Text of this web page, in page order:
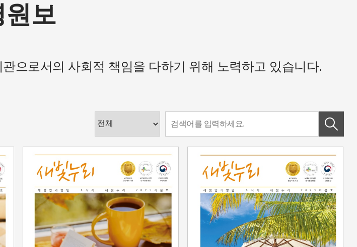
원보
으로서의 사회적 책임을 다하기 위해 노력하고 있습니다.